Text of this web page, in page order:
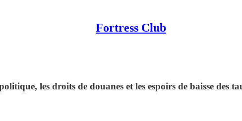
Fortress Club
les droits de douanes et les espoirs de baisse des